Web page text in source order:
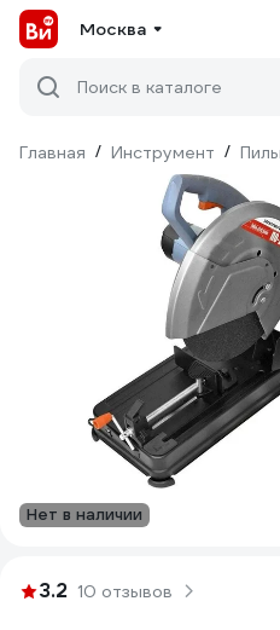
Москва
Поиск в каталоге
Главная / Инструмент / Пилы
Нет в наличии
3.2 10 отзывов